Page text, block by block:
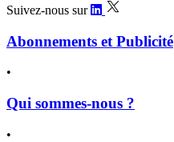
Suivez-nous sur
Abonnements et Publicité
•
Qui sommes-nous ?
•